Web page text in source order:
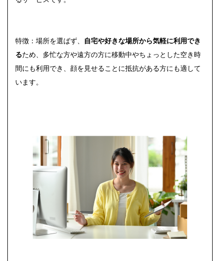
特徴：場所を選ばず、
自宅や好きな場所から気軽に利用でき
るため、多忙な方や遠方の方に移動中やちょっとした空き時
間にも利用でき、顔を見せることに抵抗がある方にも適して
います。